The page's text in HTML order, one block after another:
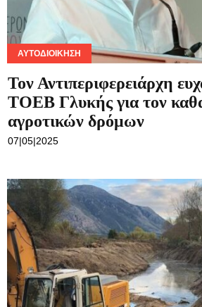
ΑΥΤΟΔΙΟΊΚΗΣΗ
Τον Αντιπεριφερειάρχη
ΤΟΕΒ Γλυκής για τον
αγροτικών δρόμων
07|05|2025